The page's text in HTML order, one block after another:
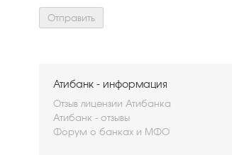
Атибанк - информация
Отзыв лицензии Атибанка
Атибанк - отзывы
Форум о банках и МФО